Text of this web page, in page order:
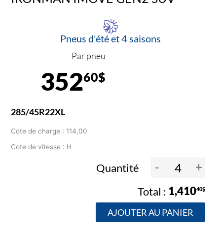
Pneus d'été et 4 saisons
Par pneu
35260$
285/45R22XL
Cote de charge : 114,00
Cote de vitesse : H
Quantité - +
1,41040$
AJOUTER AU PANIER